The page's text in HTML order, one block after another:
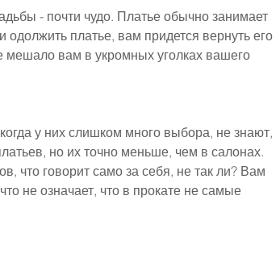
- почти чудо. Платье обычно занимает
платье, вам придется вернуть его
мешало вам в укромных уголках вашего
у них слишком много выбора, не знают,
но их точно меньше, чем в салонах.
что говорит само за себя, не так ли? Вам
не означает, что в прокате не самые